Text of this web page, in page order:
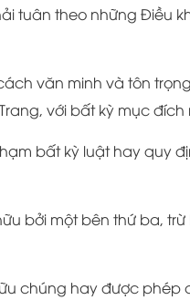
tuân theo những Điều
văn minh và tôn
với bất kỳ mục đích
bất kỳ luật hay quy
bởi một bên thứ ba,
chúng hay được phép